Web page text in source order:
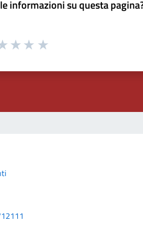
informazioni su questa